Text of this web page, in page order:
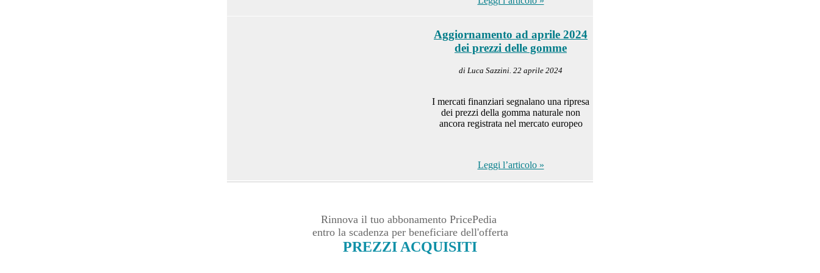
Aggiornamento ad aprile 2024
dei prezzi delle gomme
di Luca Sazzini. 22 aprile 2024
I mercati finanziari segnalano una ripresa
dei prezzi della gomma naturale non
ancora registrata nel mercato europeo
Leggi l’articolo »
Rinnova il tuo abbonamento PricePedia
entro la scadenza per beneficiare dell'offerta
PREZZI ACQUISITI